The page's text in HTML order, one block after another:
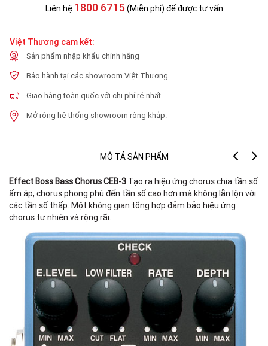
Liên hệ 1800 6715 (Miễn phí) để được tư vấn
Việt Thương cam kết:
Sản phẩm nhập khẩu chính hãng
Bảo hành tại các showroom Việt Thương
Giao hàng toàn quốc với chi phí rẻ nhất
Mở rộng hệ thống showroom rộng khắp.
MÔ TẢ SẢN PHẨM
Effect Boss Bass Chorus CEB-3 Tạo ra hiệu ứng chorus chia tần số
ấm áp, chorus phong phú đến tần số cao hơn mà không lẫn lộn với
các tần số thấp. Một không gian tổng hợp đảm bảo hiệu ứng
chorus tự nhiên và rộng rãi.